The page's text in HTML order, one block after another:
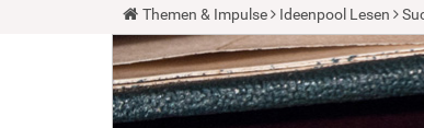
Y
o
u
a
r
e
h
Themen & Impulse Ideenpool Lesen